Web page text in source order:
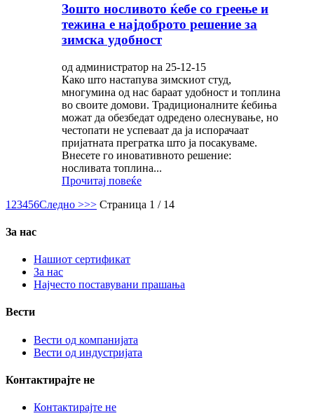
Зошто носливото ќебе со греење и
тежина е најдоброто решение за
зимска удобност
од администратор на 25-12-15
Како што настапува зимскиот студ,
многумина од нас бараат удобност и топлина
во своите домови. Традиционалните ќебиња
можат да обезбедат одредено олеснување, но
честопати не успеваат да ја испорачаат
пријатната прегратка што ја посакуваме.
Внесете го иновативното решение:
носливата топлина...
Прочитај повеќе
1 23456Следно >>> Страница 1 / 14
За нас
Нашиот сертификат
За нас
Најчесто поставувани прашања
Вести
Вести од компанијата
Вести од индустријата
Контактирајте не
Контактирајте не